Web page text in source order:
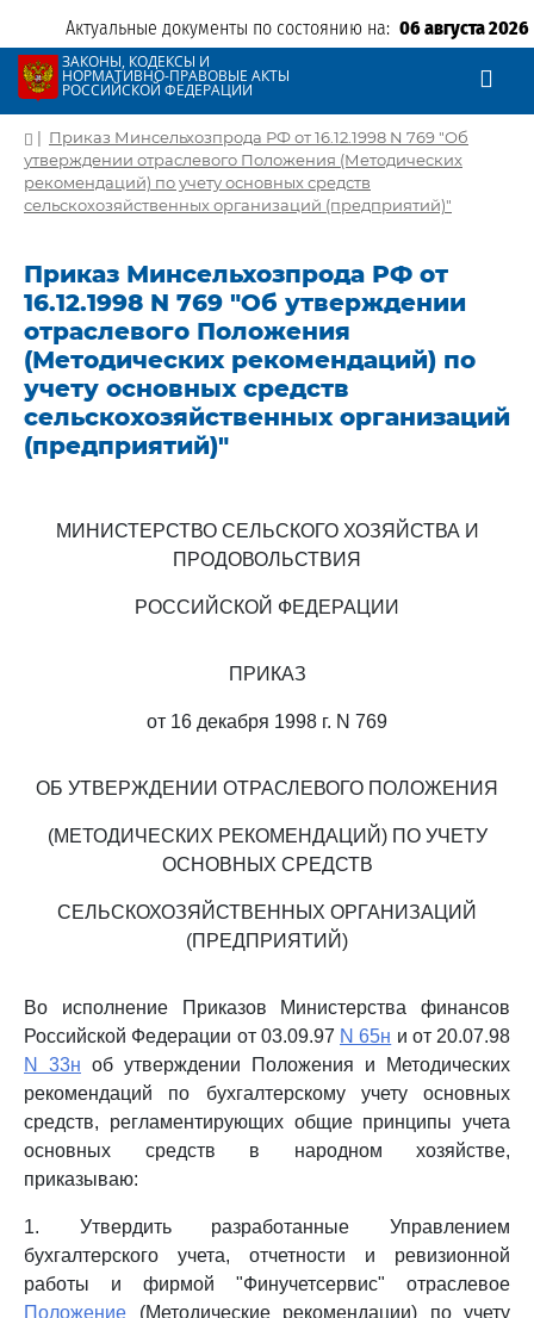
Актуальные документы по состоянию на: 06 августа 2026
ЗАКОНЫ, КОДЕКСЫ И
НОРМАТИВНО-ПРАВОВЫЕ АКТЫ
РОССИЙСКОЙ ФЕДЕРАЦИИ
| Приказ Минсельхозпрода РФ от 16.12.1998 N 769 "Об
утверждении отраслевого Положения (Методических
рекомендаций) по учету основных средств
сельскохозяйственных организаций (предприятий)"
Приказ Минсельхозпрода РФ от
16.12.1998 N 769 "Об утверждении
отраслевого Положения
(Методических рекомендаций) по
учету основных средств
сельскохозяйственных организаций
(предприятий)"
МИНИСТЕРСТВО СЕЛЬСКОГО ХОЗЯЙСТВА И
ПРОДОВОЛЬСТВИЯ
РОССИЙСКОЙ ФЕДЕРАЦИИ
ПРИКАЗ
от 16 декабря 1998 г. N 769
ОБ УТВЕРЖДЕНИИ ОТРАСЛЕВОГО ПОЛОЖЕНИЯ
(МЕТОДИЧЕСКИХ РЕКОМЕНДАЦИЙ) ПО УЧЕТУ
ОСНОВНЫХ СРЕДСТВ
СЕЛЬСКОХОЗЯЙСТВЕННЫХ ОРГАНИЗАЦИЙ
(ПРЕДПРИЯТИЙ)
Во исполнение Приказов Министерства финансов
Российской Федерации от 03.09.97 N 65н и от 20.07.98
N 33н об утверждении Положения и Методических
рекомендаций по бухгалтерскому учету основных
средств, регламентирующих общие принципы учета
основных средств в народном хозяйстве,
приказываю:
1. Утвердить разработанные Управлением
бухгалтерского учета, отчетности и ревизионной
работы и фирмой "Финучетсервис" отраслевое
Положение (Методические рекомендации) по учету